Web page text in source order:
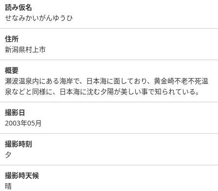
読み仮名
せなみかいがんゆうひ
住所
新潟県村上市
概要
瀬波温泉内にある海岸で、日本海に面しており、黄金崎不老不死温
泉などと同様に、日本海に沈む夕陽が美しい事で知られている｡
撮影日
2003年05月
撮影時刻
夕
撮影時天候
晴